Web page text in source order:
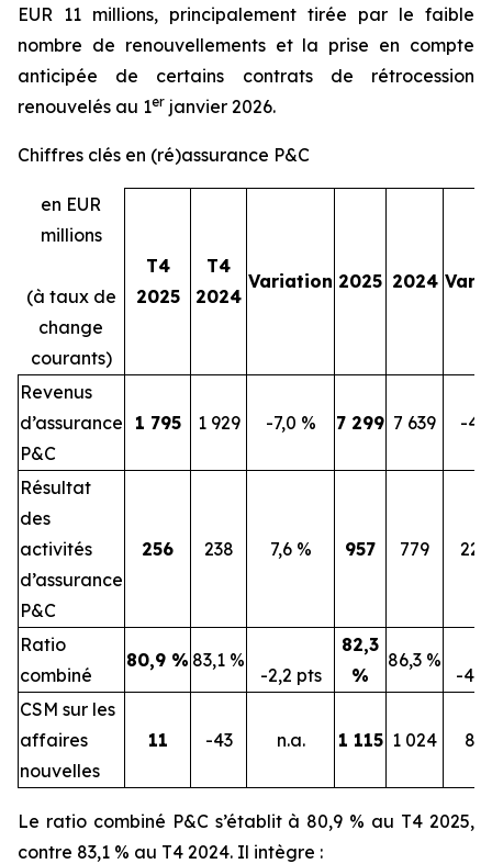
EUR 11 millions, principalement tirée par le faible
nombre de renouvellements et la prise en compte
anticipée de certains contrats de rétrocession
renouvelés au 1er janvier 2026.
Chiffres clés en (ré)assurance P&C
en EUR
millions
(à taux de
change
courants)
T4
2025
T4
2024
Variation 2025 2024
Revenus
d’assurance
P&C
1 795 1 929 -7,0 % 7 299 7 639 -
Résultat
des
activités
d’assurance
P&C
256 238 7,6 % 957 779
Ratio
combiné
80,9 % 83,1 %
-2,2 pts
82,3
%
86,3 %
-
CSM sur les
affaires
nouvelles
11 -43 n.a. 1 115 1 024
Le ratio combiné P&C s’établit à 80,9 % au T4 2025,
contre 83,1 % au T4 2024. Il intègre :